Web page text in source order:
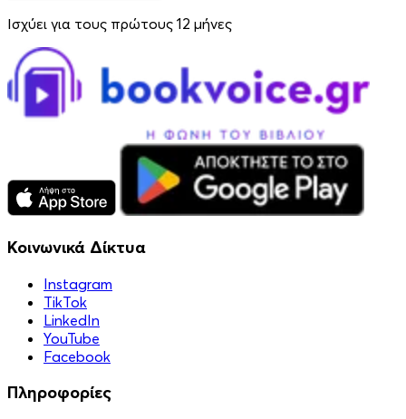
Ισχύει για τους πρώτους 12 μήνες
Κοινωνικά Δίκτυα
Instagram
TikTok
LinkedIn
YouTube
Facebook
Πληροφορίες